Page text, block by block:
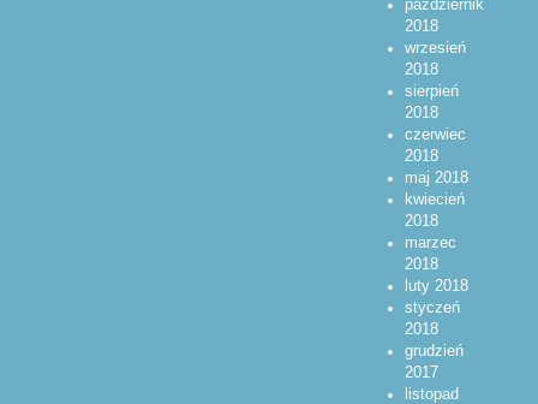
październik
2018
wrzesień
2018
sierpień
2018
czerwiec
2018
maj 2018
kwiecień
2018
marzec
2018
luty 2018
styczeń
2018
grudzień
2017
listopad